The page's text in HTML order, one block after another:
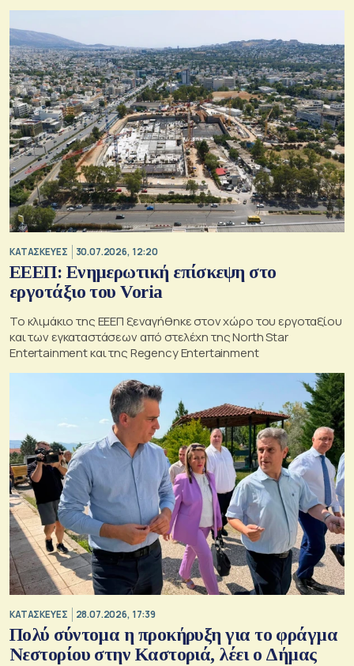
ΚΑΤΑΣΚΕΥΕΣ 30.07.2026, 12:20
ΕΕΕΠ: Ενημερωτική επίσκεψη στο
εργοτάξιο του Voria
Το κλιμάκιο της ΕΕΕΠ ξεναγήθηκε στον χώρο του εργοταξίου
και των εγκαταστάσεων από στελέχη της North Star
Entertainment και της Regency Entertainment
ΚΑΤΑΣΚΕΥΕΣ 28.07.2026, 17:39
Πολύ σύντομα η προκήρυξη για το φράγμα
Νεστορίου στην Καστοριά, λέει ο Δήμας